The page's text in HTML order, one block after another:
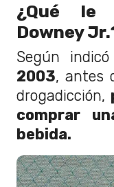
¿Qué le
Downey
Según
2003, antes
drogadicción,
comprar
bebida.